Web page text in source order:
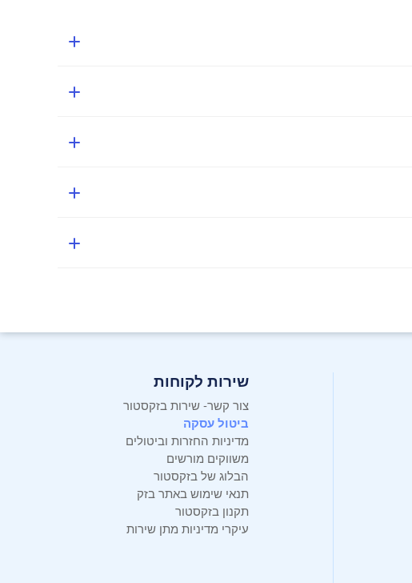
שירות לקוחות
צור קשר- שירות בזקסטור
ביטול עסקה
מדיניות החזרות וביטולים
משווקים מורשים
הבלוג של בזקסטור
תנאי שימוש באתר בזק
תקנון בזקסטור
עיקרי מדיניות מתן שירות